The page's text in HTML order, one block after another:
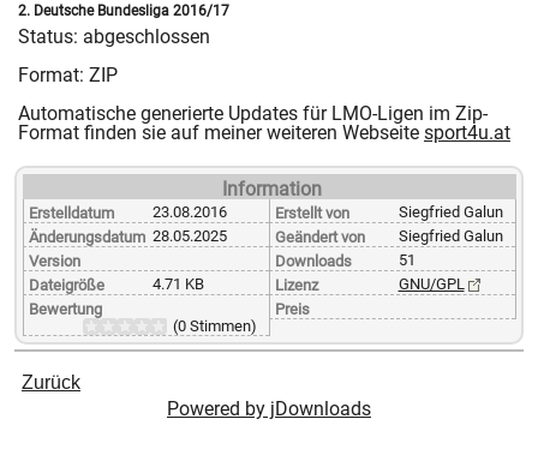
2. Deutsche Bundesliga 2016/17
Status: abgeschlossen
Format: ZIP
Automatische generierte Updates für LMO-Ligen im Zip-
Format finden sie auf meiner weiteren Webseite sport4u.at
Information
Erstelldatum
23.08.2016
Änderungsdatum 28.05.2025
Version
Dateigröße
4.71 KB
Bewertung
(0 Stimmen)
Erstellt von
Siegfried Galun
Geändert von
Siegfried Galun
Downloads
51
Lizenz
GNU/GPL
Preis
Zurück
Powered by jDownloads